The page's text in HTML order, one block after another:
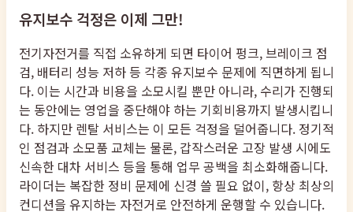
유지보수 걱정은 이제 그만!
전기자전거를 직접 소유하게 되면 타이어 펑크, 브레이크 점
검, 배터리 성능 저하 등 각종 유지보수 문제에 직면하게 됩니
다. 이는 시간과 비용을 소모시킬 뿐만 아니라, 수리가 진행되
는 동안에는 영업을 중단해야 하는 기회비용까지 발생시킵니
다. 하지만 렌탈 서비스는 이 모든 걱정을 덜어줍니다. 정기적
인 점검과 소모품 교체는 물론, 갑작스러운 고장 발생 시에도
신속한 대차 서비스 등을 통해 업무 공백을 최소화해줍니다.
라이더는 복잡한 정비 문제에 신경 쓸 필요 없이, 항상 최상의
컨디션을 유지하는 자전거로 안전하게 운행할 수 있습니다.